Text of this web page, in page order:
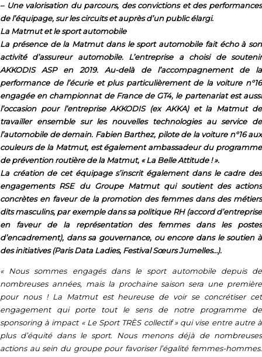
– Une valorisation du parcours, des convictions et des performances
de l’équipage, sur les circuits et auprès d’un public élargi.
La Matmut et le sport automobile
La présence de la Matmut dans le sport automobile fait écho à son
activité d’assureur automobile. L’entreprise a choisi de soutenir
AKKODIS ASP en 2019. Au-delà de l’accompagnement de la
performance de l’écurie et plus particulièrement de la voiture n°16
engagée en championnat de France de GT4, le partenariat est aussi
l’occasion pour l’entreprise AKKODIS (ex AKKA) et la Matmut de
travailler ensemble sur les nouvelles technologies au service de
l’automobile de demain. Fabien Barthez, pilote de la voiture n°16 aux
couleurs de la Matmut, est également ambassadeur du programme
de prévention routière de la Matmut, « La Belle Attitude ! ».
La création de cet équipage s’inscrit également dans le cadre des
engagements RSE du Groupe Matmut qui soutient des actions
concrètes en faveur de la promotion des femmes dans des métiers
dits masculins, par exemple dans sa politique RH (accord d’entreprise
en faveur de la représentation des femmes dans les postes
d’encadrement), dans sa gouvernance, ou encore dans le soutien à
des initiatives (Paris Data Ladies, Festival Sœurs Jumelles…).
« Nous sommes engagés dans le sport automobile depuis de
nombreuses années, mais la prochaine saison sera une première
pour nous ! La Matmut est heureuse de voir se concrétiser cet
engagement qui porte tout le sens de notre programme de
sponsoring à impact « Le Sport TRÈS collectif » qui vise entre autre à
plus d’équité dans le sport. Nous menons déjà de nombreuses
actions au sein du groupe pour favoriser l’égalité femmes-hommes.